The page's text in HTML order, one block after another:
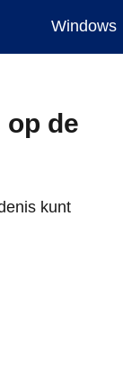
Windows
de
kunt